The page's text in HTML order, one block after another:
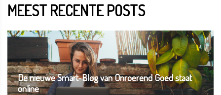
MEEST RECENTE POSTS
De nieuwe Smart-Blog van Onroerend Goed staat
online